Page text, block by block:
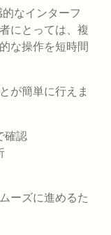
なインターフ
にとっては、複
な操作を短時間
が簡単に行えま
確認
ーズに進めるた